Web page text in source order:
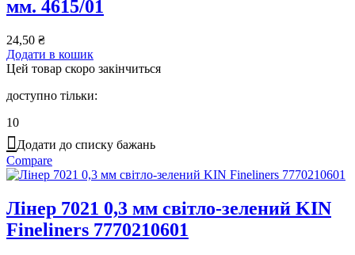
мм. 4615/01
24,50 ₴
Додати в кошик
Цей товар скоро закінчиться
доступно тільки:
10
Додати до списку бажань
Compare
Лінер 7021 0,3 мм світло-зелений KIN
Fineliners 7770210601